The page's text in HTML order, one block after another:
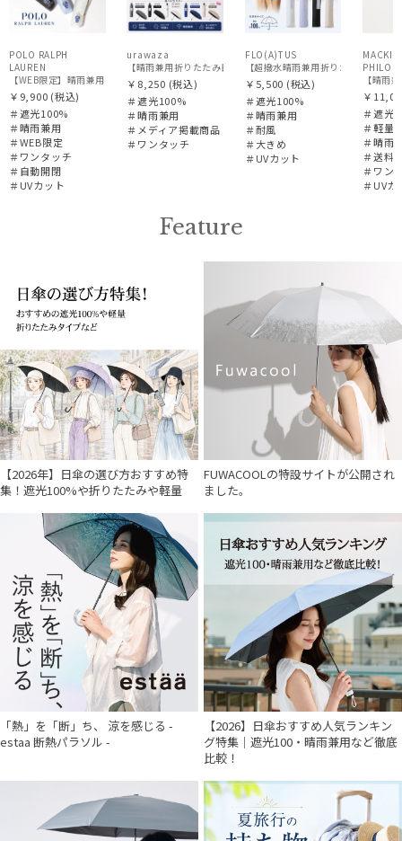
POLO RALPH
LAUREN
【WEB限定】晴雨兼用自動開閉日傘 ポロ ラルフ ローレン（POLO RALPH LAUREN）ベア
￥9,900 (税込)
＃遮光100%
＃晴雨兼用
＃WEB限定
＃ワンタッチ
＃自動開閉
＃UVカット
urawaza
￥8,250 (税込)
＃遮光100%
＃晴雨兼用
＃メディア掲載商品
＃ワンタッチ
FLO(A)TUS
【超撥水晴雨兼用折りたたみ日傘
￥5,500 (税込)
＃遮光100%
＃晴雨兼用
＃耐風
＃大きめ
＃UVカット
￥
＃遮光
＃軽量
＃晴雨
＃送料
＃ワン
＃UVカ
Feature
【2026年】日傘の選び方おすすめ特
集！遮光100%や折りたたみや軽量
FUWACOOLの特設サイトが公開され
ました。
「熱」を「断」ち、 涼を感じる -
estaa 断熱パラソル -
【2026】日傘おすすめ人気ランキン
グ特集｜遮光100・晴雨兼用など徹底
比較！